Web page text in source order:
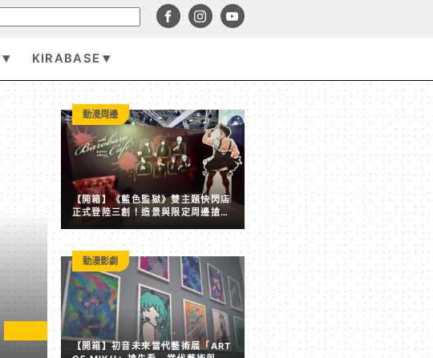
KIRABASE
遊戲資訊
賣點全失！《塵白禁域》7 月手機營收跌破 5,000 美元
後玩家大量流失
【開箱】《藍色監獄》雙主題快閃店
正式登陸三創！造景與限定周邊搶先
動漫周邊
【開箱】初音未來當代藝術展「ART
動漫影劇